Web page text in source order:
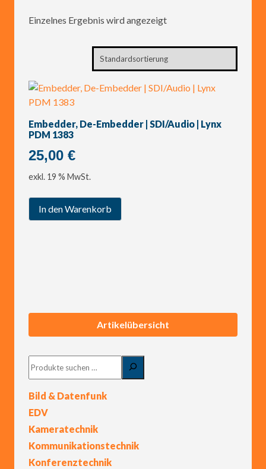
Einzelnes Ergebnis wird angezeigt
Embedder, De-Embedder | SDI/Audio | Lynx
PDM 1383
25,00 €
exkl. 19 % MwSt.
In den Warenkorb
Artikelübersicht
Suchen
Bild & Datenfunk
EDV
Kameratechnik
Kommunikationstechnik
Konferenztechnik